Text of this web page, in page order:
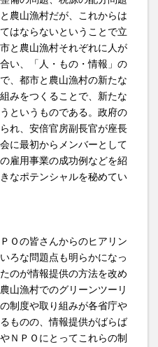
農山漁村だが、これからは
はならないということで立
と農山漁村それぞれに人が
い、「人・もの・情報」の
、都市と農山漁村の新たな
みをつくることで、新たな
というものである。政府の
れ、安倍官房副長官が座長
に最初からメンバーとして
雇用事業の成功例などを紹
なポテンシャルを秘めてい
Ｏの皆さんからのヒアリン
ろな問題点も明らかになっ
のが情報提供の方法を改め
山漁村でのグリーンツーリ
制度や取り組みが各省庁や
ものの、情報提供がばらば
ＮＰＯにとってこれらの制